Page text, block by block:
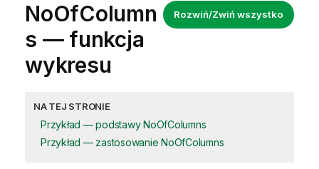
Rozwiń/Zwiń wszystko
NoOfColumn
s — funkcja
wykresu
NA TEJ STRONIE
Przykład — podstawy NoOfColumns
Przykład — zastosowanie NoOfColumns